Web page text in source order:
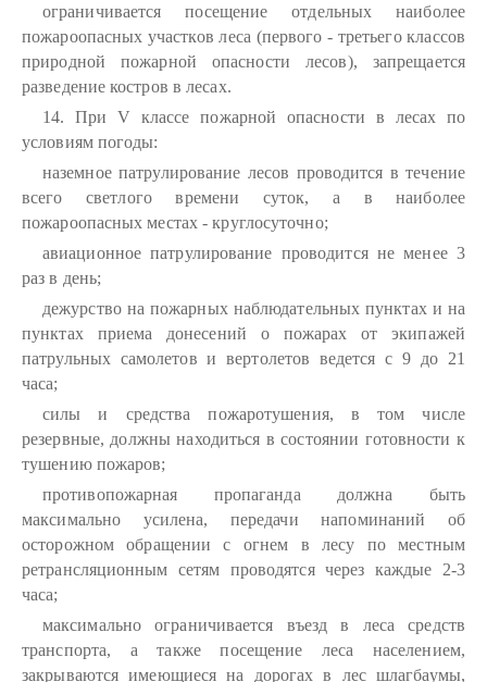
ограничивается посещение отдельных наиболее
пожароопасных участков леса (первого - третьего классов
природной пожарной опасности лесов), запрещается
разведение костров в лесах.
14. При V классе пожарной опасности в лесах по
условиям погоды:
наземное патрулирование лесов проводится в течение
всего светлого времени суток, а в наиболее
пожароопасных местах - круглосуточно;
авиационное патрулирование проводится не менее 3
раз в день;
дежурство на пожарных наблюдательных пунктах и на
пунктах приема донесений о пожарах от экипажей
патрульных самолетов и вертолетов ведется с 9 до 21
часа;
силы и средства пожаротушения, в том числе
резервные, должны находиться в состоянии готовности к
тушению пожаров;
противопожарная пропаганда должна быть
максимально усилена, передачи напоминаний об
осторожном обращении с огнем в лесу по местным
ретрансляционным сетям проводятся через каждые 2-3
часа;
максимально ограничивается въезд в леса средств
транспорта, а также посещение леса населением,
закрываются имеющиеся на дорогах в лес шлагбаумы,